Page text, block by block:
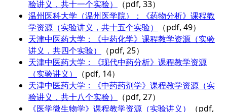
验讲义，共十一个实验）
（pdf, 33）
温州医科大学（温州医学院）：《药物分析》课程教
学资源（实验讲义，共十五个实验）
（pdf, 49）
天津中医药大学：《中药化学》课程教学资源（实验
讲义，共四个实验）
（pdf, 25）
天津中医药大学：《现代中药分析》课程教学资源
（实验讲义）
（pdf, 14）
天津中医药大学：《中药药剂学》课程教学资源（实
验讲义，共十八个实验）
（pdf, 27）
《医学微生物学》课程教学资源（实验讲义）
（pdf,